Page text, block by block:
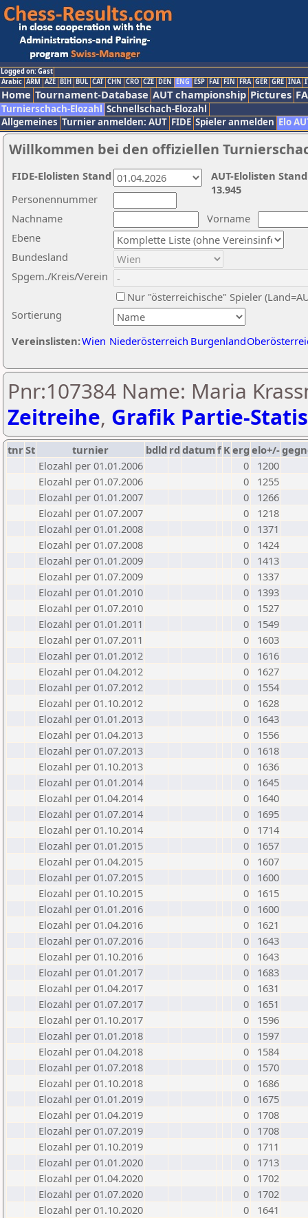
Logged on: Gast
Arabic ARM AZE BIH BUL CAT CHN CRO CZE DEN ENG ESP FAI FIN FRA GER GRE INA
Home Tournament-Database AUT championship Pictures
Turnierschach-Elozahl Schnellschach-Elozahl
Allgemeines Turnier anmelden: AUT FIDE Spieler anmelden Elo
Willkommen bei den offiziellen
Nachname
Vorname
Ebene
Sortierung
Personennummer
Bundesland
Spgem./Kreis/Verein
Nur "österreichische" Spieler
Vereinslisten:Wien Niederösterreich Burgenland
AUT-Elolisten
13.945
FIDE-Elolisten Stand
Pnr:107384 Name: Maria
Zeitreihe, Grafik Partie-
tnrSt turnier bdld rd datumf Kerg elo+/-
Elozahl per 01.01.2006
0
1200
Elozahl per 01.07.2006
0
1255
Elozahl per 01.01.2007
0
1266
Elozahl per 01.07.2007
0
1218
Elozahl per 01.01.2008
0
1371
Elozahl per 01.07.2008
0
1424
Elozahl per 01.01.2009
0
1413
Elozahl per 01.07.2009
0
1337
Elozahl per 01.01.2010
0
1393
Elozahl per 01.07.2010
0
1527
Elozahl per 01.01.2011
0
1549
Elozahl per 01.07.2011
0
1603
Elozahl per 01.01.2012
0
1616
Elozahl per 01.04.2012
0
1627
Elozahl per 01.07.2012
0
1554
Elozahl per 01.10.2012
0
1628
Elozahl per 01.01.2013
0
1643
Elozahl per 01.04.2013
0
1556
Elozahl per 01.07.2013
0
1618
Elozahl per 01.10.2013
0
1636
Elozahl per 01.01.2014
0
1645
Elozahl per 01.04.2014
0
1640
Elozahl per 01.07.2014
0
1695
Elozahl per 01.10.2014
0
1714
Elozahl per 01.01.2015
0
1657
Elozahl per 01.04.2015
0
1607
Elozahl per 01.07.2015
0
1600
Elozahl per 01.10.2015
0
1615
Elozahl per 01.01.2016
0
1600
Elozahl per 01.04.2016
0
1621
Elozahl per 01.07.2016
0
1643
Elozahl per 01.10.2016
0
1643
Elozahl per 01.01.2017
0
1683
Elozahl per 01.04.2017
0
1631
Elozahl per 01.07.2017
0
1651
Elozahl per 01.10.2017
0
1596
Elozahl per 01.01.2018
0
1597
Elozahl per 01.04.2018
0
1584
Elozahl per 01.07.2018
0
1570
Elozahl per 01.10.2018
0
1686
Elozahl per 01.01.2019
0
1675
Elozahl per 01.04.2019
0
1708
Elozahl per 01.07.2019
0
1708
Elozahl per 01.10.2019
0
1711
Elozahl per 01.01.2020
0
1713
Elozahl per 01.04.2020
0
1702
Elozahl per 01.07.2020
0
1702
Elozahl per 01.10.2020
0
1641